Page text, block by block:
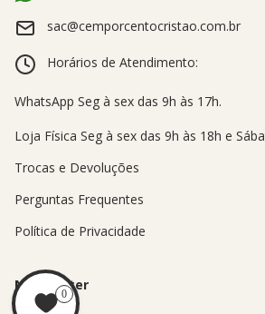
sac@cemporcentocristao.com.br
Horários de Atendimento:
Trocas e Devoluções
Perguntas Frequentes
Política de Privacidade
Newsletter
0